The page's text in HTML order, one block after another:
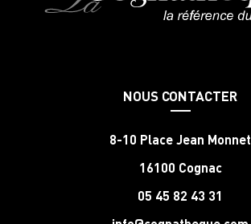
NOUS CONTACTER
8-10 Place Jean Monnet
16100 Cognac
05 45 82 43 31